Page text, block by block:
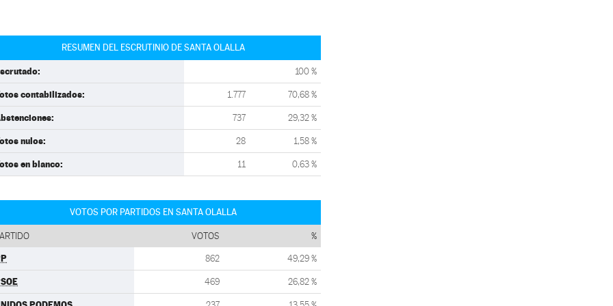
RESUMEN DEL ESCRUTINIO DE SANTA OLALLA
100 %
contabilizados: 1.777 70,68 %
737 29,32 %
nulos: 28 1,58 %
en blanco: 11 0,63 %
VOTOS POR PARTIDOS EN SANTA OLALLA
VOTOS %
862 49,29 %
469 26,82 %